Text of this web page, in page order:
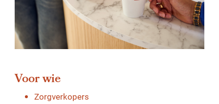
Voor wie
Zorgverkopers